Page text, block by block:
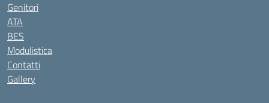
Genitori
ATA
BES
Modulistica
Contatti
Gallery